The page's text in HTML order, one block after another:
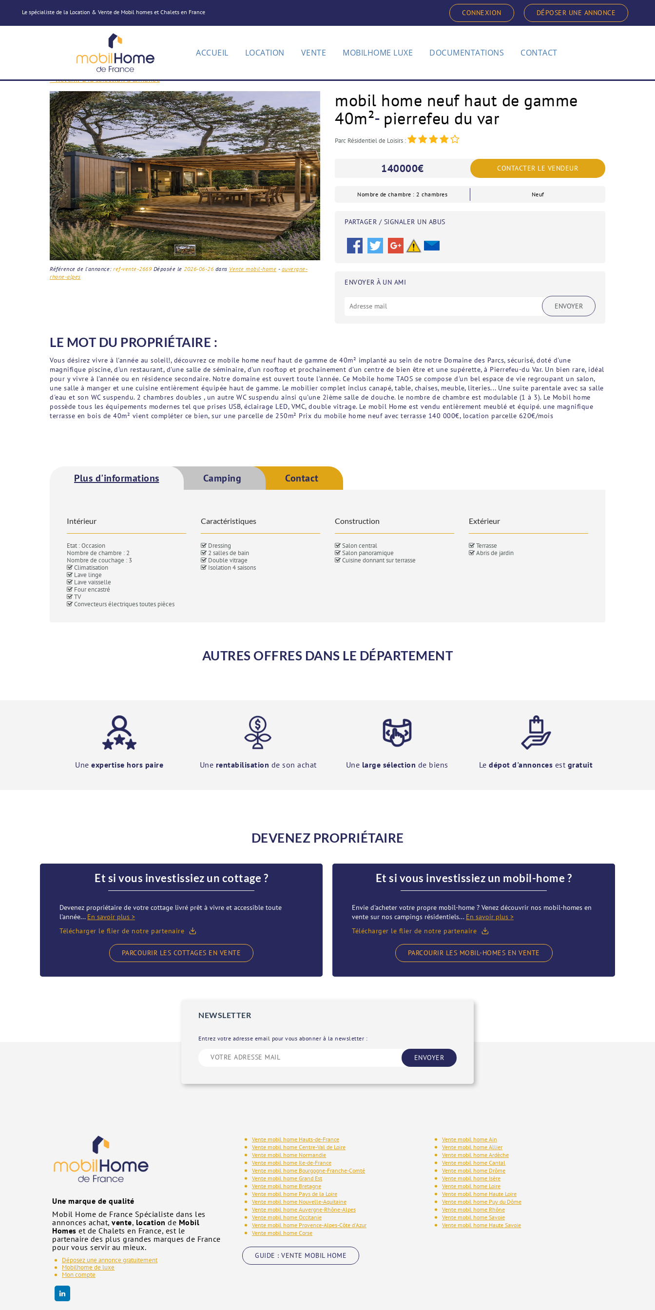
Le spécialiste de la Location & Vente de Mobil homes et Chalets en France DÉPOSER UNE ANNONCE
CONNEXION
ACCUEIL LOCATION VENTE MOBILHOME LUXE DOCUMENTATIONS CONTACT
< Revenir à la sélection d'annonce
Référence de l'annonce: ref-vente-2669Déposée le 2026-06-26 dans Vente mobil-home - auvergne-
rhone-alpes
mobil home neuf haut de gamme
40m²-pierrefeu du var
Parc Résidentiel de Loisirs :
140000€ CONTACTER LE VENDEUR
Nombre de chambre : 2 chambres Neuf
PARTAGER / SIGNALER UN ABUS
ENVOYER À UN AMI
ENVOYER
LE MOT DU PROPRIÉTAIRE :
Vous désirez vivre à l'année au soleil!, découvrez ce mobile home neuf haut de gamme de 40m² implanté au sein de notre Domaine des Parcs, sécurisé, doté d'une
magnifique piscine, d'un restaurant, d'une salle de séminaire, d'un rooftop et prochainement d'un centre de bien être et une supérette, à Pierrefeu-du Var. Un bien rare, idéal
pour y vivre à l'année ou en résidence secondaire. Notre domaine est ouvert toute l'année. Ce Mobile home TAOS se compose d'un bel espace de vie regroupant un salon,
une salle à manger et une cuisine entièrement équipée haut de gamme. Le mobilier complet inclus canapé, table, chaises, meuble, literies... Une suite parentale avec sa salle
d'eau et son WC suspendu. 2 chambres doubles , un autre WC suspendu ainsi qu'une 2ième salle de douche. le nombre de chambre est modulable (1 à 3). Le Mobil home
possède tous les équipements modernes tel que prises USB, éclairage LED, VMC, double vitrage. Le mobil Home est vendu entièrement meublé et équipé. une magnifique
terrasse en bois de 40m² vient compléter ce bien, sur une parcelle de 250m² Prix du mobile home neuf avec terrasse 140 000€, location parcelle 620€/mois
Plus d'informations Camping Contact
Intérieur
Etat : Occasion
Nombre de chambre : 2
Nombre de couchage : 3
Climatisation
Lave linge
Lave vaisselle
Four encastré
TV
Convecteurs électriques toutes pièces
Caractéristiques
Dressing
2 salles de bain
Double vitrage
Isolation 4 saisons
Construction
Salon central
Salon panoramique
Cuisine donnant sur terrasse
Extérieur
Terrasse
Abris de jardin
AUTRES OFFRES DANS LE DÉPARTEMENT
Une expertise hors paire Une rentabilisation de son achat Une large sélection de biens Ledépot d'annonces est gratuit
DEVENEZ PROPRIÉTAIRE
Et si vous investissiez un cottage ?
Devenez propriétaire de votre cottage livré prêt à vivre et accessible toute
l'année... En savoir plus >
Télécharger le flier de notre partenaire
PARCOURIR LES COTTAGES EN VENTE
Et si vous investissiez un mobil-home ?
Envie d'acheter votre propre mobil-home ? Venez découvrir nos mobil-homes en
vente sur nos campings résidentiels... En savoir plus >
Télécharger le flier de notre partenaire
PARCOURIR LES MOBIL-HOMES EN VENTE
NEWSLETTER
Entrez votre adresse email pour vous abonner à la newsletter :
ENVOYER
Une marque de qualité
Mobil Home de France Spécialiste dans les
annonces achat, vente, location de Mobil
Homes et de Chalets en France, est le
partenaire des plus grandes marques de France
pour vous servir au mieux.
Déposez une annonce gratuitement
Mobilhome de luxe
Mon compte
Vente mobil home Hauts-de-France
Vente mobil home Centre-Val de Loire
Vente mobil home Normandie
Vente mobil home Ile-de-France
Vente mobil home Bourgogne-Franche-Comté
Vente mobil home Grand Est
Vente mobil home Bretagne
Vente mobil home Pays de la Loire
Vente mobil home Nouvelle-Aquitaine
Vente mobil home Auvergne-Rhône-Alpes
Vente mobil home Occitanie
Vente mobil home Provence-Alpes-Côte d'Azur
Vente mobil home Corse
GUIDE : VENTE MOBIL HOME
Vente mobil home Ain
Vente mobil home Allier
Vente mobil home Ardèche
Vente mobil home Cantal
Vente mobil home Drôme
Vente mobil home Isère
Vente mobil home Loire
Vente mobil home Haute Loire
Vente mobil home Puy du Dôme
Vente mobil home Rhône
Vente mobil home Savoie
Vente mobil home Haute Savoie